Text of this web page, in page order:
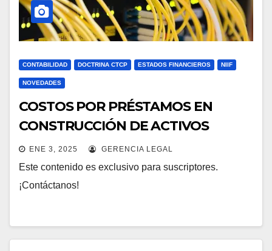
CONTABILIDAD DOCTRINA CTCP ESTADOS FINANCIEROS NIIF
NOVEDADES
COSTOS POR PRÉSTAMOS EN
CONSTRUCCIÓN DE ACTIVOS
ENE 3, 2025 GERENCIA LEGAL
Este contenido es exclusivo para suscriptores.
¡Contáctanos!